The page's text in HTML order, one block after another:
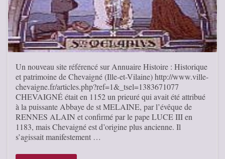
Un nouveau site référencé sur Annuaire Histoire : Historique
et patrimoine de Chevaigné (Ille-et-Vilaine) http://www.ville-
chevaigne.fr/articles.php?ref=1&_tsel=1383671077
CHEVAIGNÉ était en 1152 un prieuré qui avait été attribué
à la puissante Abbaye de st MELAINE, par l’évêque de
RENNES ALAIN et confirmé par le pape LUCE III en
1183, mais Chevaigné est d’origine plus ancienne. Il
s’agissait manifestement …